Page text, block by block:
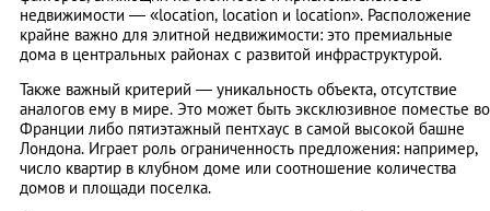
недвижимости ― «location, location и location». Расположение
крайне важно для элитной недвижимости: это премиальные
дома в центральных районах с развитой инфраструктурой.
Также важный критерий — уникальность объекта, отсутствие
аналогов ему в мире. Это может быть эксклюзивное поместье во
Франции либо пятиэтажный пентхаус в самой высокой башне
Лондона. Играет роль ограниченность предложения: например,
число квартир в клубном доме или соотношение количества
домов и площади поселка.